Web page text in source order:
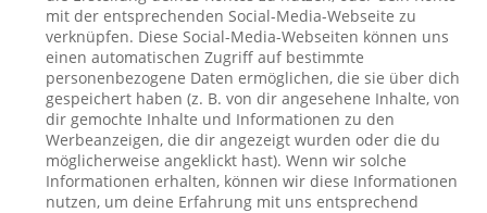
mit der entsprechenden Social-Media-Webseite zu
verknüpfen. Diese Social-Media-Webseiten können uns
einen automatischen Zugriff auf bestimmte
personenbezogene Daten ermöglichen, die sie über dich
gespeichert haben (z. B. von dir angesehene Inhalte, von
dir gemochte Inhalte und Informationen zu den
Werbeanzeigen, die dir angezeigt wurden oder die du
möglicherweise angeklickt hast). Wenn wir solche
Informationen erhalten, können wir diese Informationen
nutzen, um deine Erfahrung mit uns entsprechend